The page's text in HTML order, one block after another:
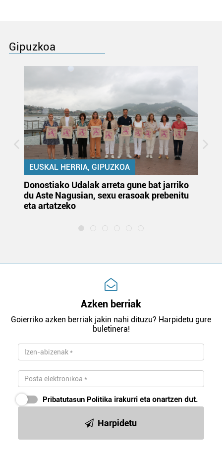
Gipuzkoa
EUSKAL HERRIA, GIPUZKOA
Donostiako Udalak arreta gune bat jarriko
du Aste Nagusian, sexu erasoak prebenitu
eta artatzeko
Azken berriak
Goierriko azken berriak jakin nahi dituzu? Harpidetu gure
buletinera!
Pribatutasun Politika irakurri eta onartzen dut.
Harpidetu